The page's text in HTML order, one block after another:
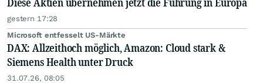
gestern 17:28
Microsoft entfesselt US-Märkte
DAX: Allzeithoch möglich, Amazon: Cloud stark &
Siemens Health unter Druck
31.07.26, 08:05